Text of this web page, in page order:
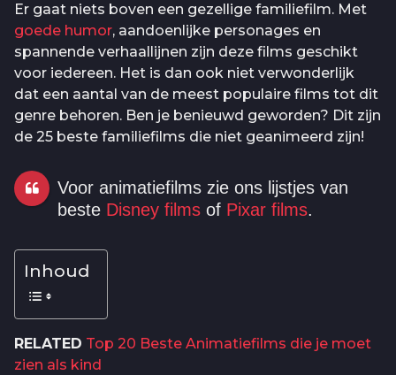
Er gaat niets boven een gezellige familiefilm. Met
goede humor, aandoenlijke personages en
spannende verhaallijnen zijn deze films geschikt
voor iedereen. Het is dan ook niet verwonderlijk
dat een aantal van de meest populaire films tot dit
genre behoren. Ben je benieuwd geworden? Dit zijn
de 25 beste familiefilms die niet geanimeerd zijn!
Voor animatiefilms zie ons lijstjes van
beste Disney filmsof Pixar films.
Inhoud
RELATED Top 20 Beste Animatiefilms die je moet
zien als kind